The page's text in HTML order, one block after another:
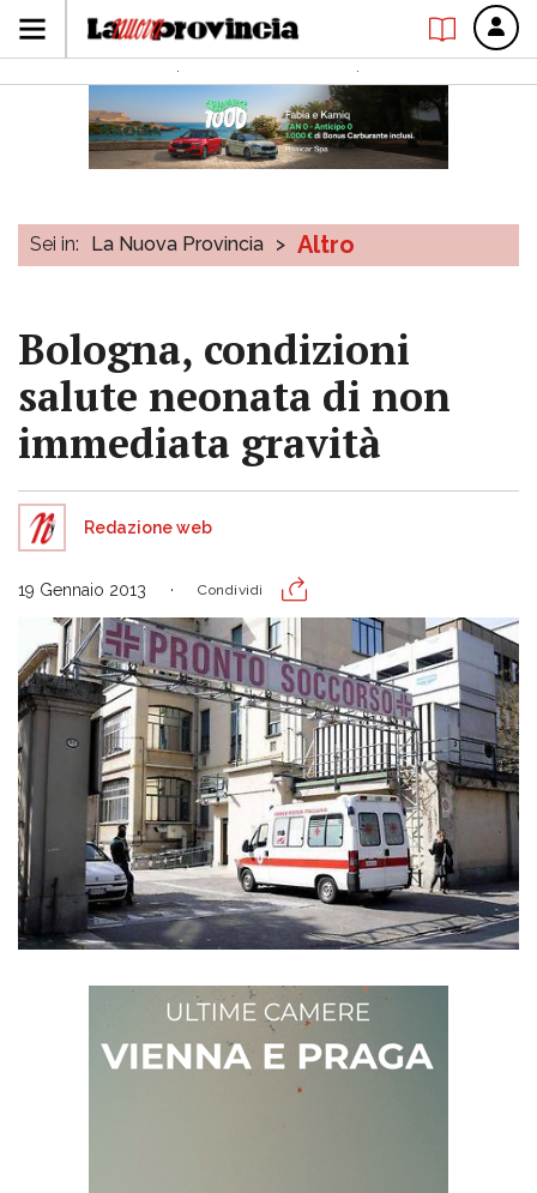
Sei in: La Nuova Provincia > Altro
Bologna, condizioni
salute neonata di non
immediata gravità
Redazione web
19 Gennaio 2013 Condividi